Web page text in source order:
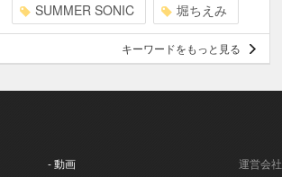
SUMMER SONIC 堀ちえみ
キーワードをもっと見る
- 動画
運営会社